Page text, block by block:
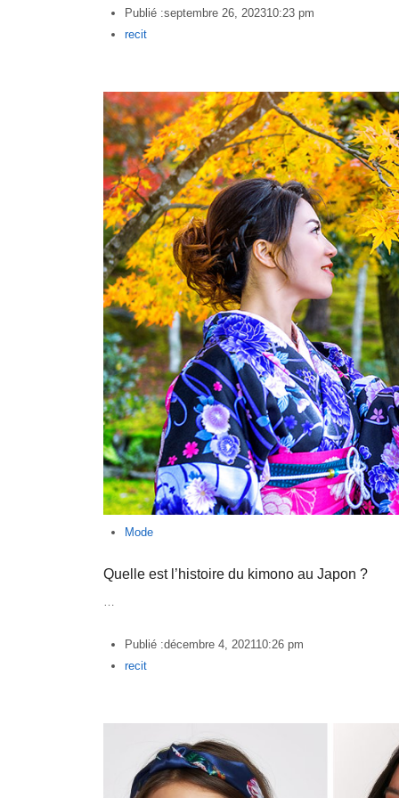
Publié :septembre 26, 202310:23 pm
Author
recit
Mode
Quelle est l’histoire du kimono au Japon ?
…
Publié :décembre 4, 202110:26 pm
Author
recit